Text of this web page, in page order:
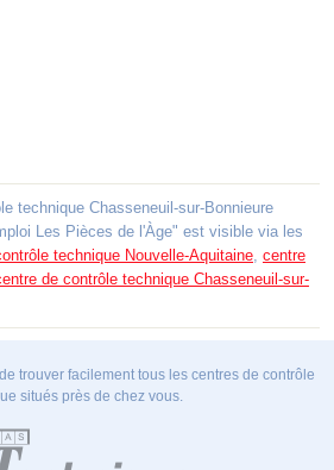
technique Chasseneuil-sur-Bonnieure
Les Pièces de l'Àge" est visible via les
technique Nouvelle-Aquitaine, centre
de contrôle technique Chasseneuil-sur-
trouver facilement tous les centres de contrôle
situés près de chez vous.